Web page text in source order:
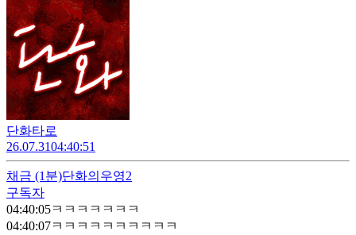
단화타로
26.07.3104:40:51
채금 (1분)단화의우영2
구독자
04:40:05ㅋㅋㅋㅋㅋㅋㅋ
04:40:07ㅋㅋㅋㅋㅋㅋㅋㅋㅋㅋ